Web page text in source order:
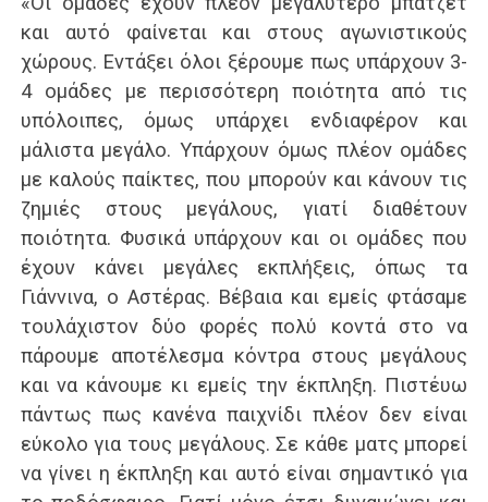
και αυτό φαίνεται και στους αγωνιστικούς
χώρους. Εντάξει όλοι ξέρουμε πως υπάρχουν 3-
4 ομάδες με περισσότερη ποιότητα από τις
υπόλοιπες, όμως υπάρχει ενδιαφέρον και
μάλιστα μεγάλο. Υπάρχουν όμως πλέον ομάδες
με καλούς παίκτες, που μπορούν και κάνουν τις
ζημιές στους μεγάλους, γιατί διαθέτουν
ποιότητα. Φυσικά υπάρχουν και οι ομάδες που
έχουν κάνει μεγάλες εκπλήξεις, όπως τα
Γιάννινα, ο Αστέρας. Βέβαια και εμείς φτάσαμε
τουλάχιστον δύο φορές πολύ κοντά στο να
πάρουμε αποτέλεσμα κόντρα στους μεγάλους
και να κάνουμε κι εμείς την έκπληξη. Πιστέυω
πάντως πως κανένα παιχνίδι πλέον δεν είναι
εύκολο για τους μεγάλους. Σε κάθε ματς μπορεί
να γίνει η έκπληξη και αυτό είναι σημαντικό για